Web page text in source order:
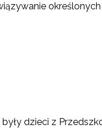
określonych
dzieci z